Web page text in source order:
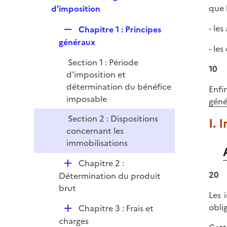
r ie
l
i
e
r
d'imposition
e
l
i
e
r
Chapitre 1 : Principes
généraux
Section 1 : Période
d'imposition et
détermination du bénéfice
imposable
Section 2 : Dispositions
concernant les
immobilisations
D
é
p
e
Chapitre 2 :
Détermination du produit
brut
D
é
Chapitre 3 : Frais et
charges
que
-
-
10
I.
20
Les